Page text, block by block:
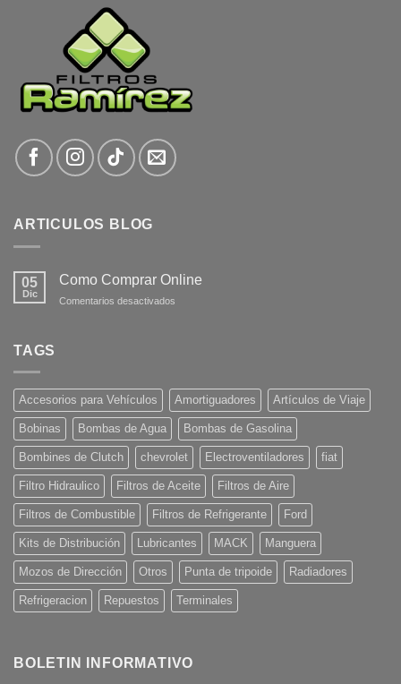
ARTICULOS BLOG
05
Dic
Como Comprar Online
Comentarios desactivados
TAGS
Accesorios para Vehículos Amortiguadores Artículos de Viaje
Bobinas Bombas de Agua Bombas de Gasolina
Bombines de Clutch chevrolet Electroventiladores fiat
Filtro Hidraulico Filtros de Aceite Filtros de Aire
Filtros de Combustible Filtros de Refrigerante Ford
Kits de Distribución Lubricantes MACK Manguera
Mozos de Dirección Otros Punta de tripoide Radiadores
Refrigeracion Repuestos Terminales
BOLETIN INFORMATIVO